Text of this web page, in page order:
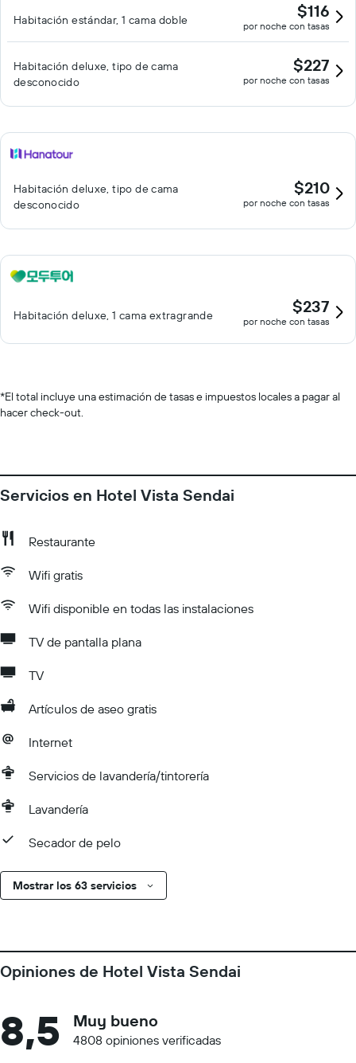
Habitación estándar, 1 cama doble $116
por noche con tasas
Habitación deluxe, tipo de cama
desconocido
$227
por noche con tasas
Habitación deluxe, tipo de cama
desconocido
$210
por noche con tasas
Habitación deluxe, 1 cama extragrande $237
por noche con tasas
*El total incluye una estimación de tasas e impuestos locales a pagar al
hacer check-out.
Servicios en Hotel Vista Sendai
Restaurante
Wifi gratis
Wifi disponible en todas las instalaciones
TV de pantalla plana
TV
Artículos de aseo gratis
Internet
Servicios de lavandería/tintorería
Lavandería
Secador de pelo
Mostrar los 63 servicios
Opiniones de Hotel Vista Sendai
8,5 Muy bueno
4808 opiniones verificadas